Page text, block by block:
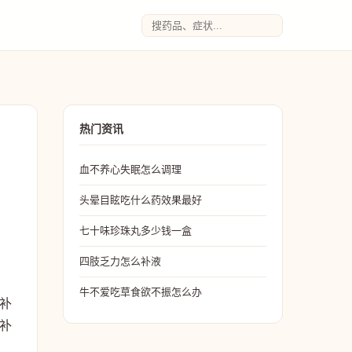
热门资讯
血不养心失眠怎么调理
头晕目眩吃什么药效果最好
七十味珍珠丸多少钱一盒
四肢乏力怎么补液
牛不爱吃草食欲不振怎么办